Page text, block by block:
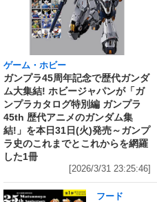
ゲーム・ホビー
ガンプラ45周年記念で歴代ガンダ
ム大集結! ホビージャパンが「ガ
ンプラカタログ特別編 ガンプラ
45th 歴代アニメのガンダム集
結!」を本日31日(火)発売～ガンプ
ラ史のこれまでとこれからを網羅
した1冊
[2026/3/31 23:25:46]
フード